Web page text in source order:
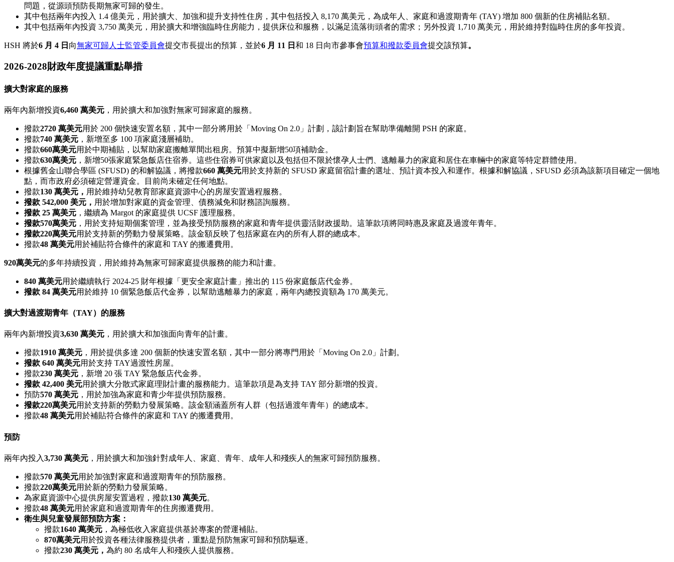
問題，從源頭預防長期無家可歸的發生。
其中包括兩年內投入 1.4 億美元，用於擴大、加強和提升支持性住房，其中包括投入 8,170 萬美元，為成年人、家庭和過渡期青年 (TAY) 增加 800 個新的住房補貼名額。
其中包括兩年內投資 3,750 萬美元，用於擴大和增強臨時住房能力，提供床位和服務，以滿足流落街頭者的需求；另外投資 1,710 萬美元，用於維持對臨時住房的多年投資。
HSH 將於6 月 4 日 向無家可歸人士監管委員會提交市長提出的預算，並於6 月 11 日 和 18 日向市參事會預算和撥款委員會提交該預算。
2026-2028財政年度提議重點舉措
擴大對家庭的服務
兩年內新增投資6,460 萬美元 ，用於擴大和加強對無家可歸家庭的服務。
撥款2720 萬美元用於 200 個快速安置名額，其中一部分將用於「Moving On 2.0」計劃，該計劃旨在幫助準備離開 PSH 的家庭。
撥款740 萬美元 ，新增至多 100 項家庭淺層補助。
撥款660萬美元用於中期補貼，以幫助家庭搬離單間出租房。預算中擬新增50項補助金。
撥款630萬美元 ，新增50張家庭緊急飯店住宿券。這些住宿券可供家庭以及包括但不限於懷孕人士們、逃離暴力的家庭和居住在車輛中的家庭等特定群體使用。
根據舊金山聯合學區 (SFUSD) 的和解協議，將撥款660 萬美元用於支持新的 SFUSD 家庭留宿計畫的選址、預計資本投入和運作。根據和解協議，SFUSD 必須為該新項目確定一個地
點，而市政府必須確定營運資金。目前尚未確定任何地點。
撥款130 萬美元， 用於維持幼兒教育部家庭資源中心的房屋安置過程服務。
撥款 542,000 美元， 用於增加對家庭的資金管理、債務減免和財務諮詢服務。
撥款 25 萬美元 ，繼續為 Margot 的家庭提供 UCSF 護理服務。
撥款570萬美元 ，用於支持短期個案管理，並為接受預防服務的家庭和青年提供靈活財政援助。這筆款項將同時惠及家庭及過渡年青年。
撥款220萬美元用於支持新的勞動力發展策略。該金額反映了包括家庭在內的所有人群的總成本。
撥款48 萬美元用於補貼符合條件的家庭和 TAY 的搬遷費用。
920萬美元的多年持續投資，用於維持為無家可歸家庭提供服務的能力和計畫。
840 萬美元用於繼續執行 2024-25 財年根據「更安全家庭計畫」推出的 115 份家庭飯店代金券。
撥款 84 萬美元用於維持 10 個緊急飯店代金券，以幫助逃離暴力的家庭，兩年內總投資額為 170 萬美元。
擴大對過渡期青年（TAY）的服務
兩年內新增投資3,630 萬美元 ，用於擴大和加強面向青年的計畫。
撥款1910 萬美元 ，用於提供多達 200 個新的快速安置名額，其中一部分將專門用於「Moving On 2.0」計劃。
撥款 640 萬美元用於支持 TAY過渡性房屋。
撥款230 萬美元 ，新增 20 張 TAY 緊急飯店代金券。
撥款 42,400 美元用於擴大分散式家庭理財計畫的服務能力。這筆款項是為支持 TAY 部分新增的投資。
預防570 萬美元 ，用於加強為家庭和青少年提供預防服務。
撥款220萬美元用於支持新的勞動力發展策略。該金額涵蓋所有人群（包括過渡年青年）的總成本。
撥款48 萬美元用於補貼符合條件的家庭和 TAY 的搬遷費用。
預防
兩年內投入3,730 萬美元 ，用於擴大和加強針對成年人、家庭、青年、成年人和殘疾人的無家可歸預防服務。
撥款570 萬美元用於加強對家庭和過渡期青年的預防服務。
撥款220萬美元用於新的勞動力發展策略。
為家庭資源中心提供房屋安置過程，撥款130 萬美元。
撥款48 萬美元用於家庭和過渡期青年的住房搬遷費用。
衛生與兒童發展部預防方案：
撥款1640 萬美元 ，為極低收入家庭提供基於專案的營運補貼。
870萬美元用於投資各種法律服務提供者，重點是預防無家可歸和預防驅逐。
撥款230 萬美元， 為約 80 名成年人和殘疾人提供服務。